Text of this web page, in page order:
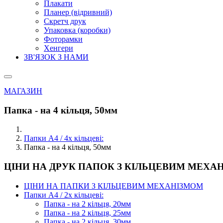
Плакати
Планер (відривний)
Скретч друк
Упаковка (коробки)
Фоторамки
Хенгери
ЗВ'ЯЗОК З НАМИ
МАГАЗИН
Папка - на 4 кільця, 50мм
Папки А4 / 4х кільцеві:
Папка - на 4 кільця, 50мм
ЦІНИ НА ДРУК ПАПОК З КІЛЬЦЕВИМ
ЦІНИ НА ПАПКИ З КІЛЬЦЕВИМ МЕХАНІЗМОМ
Папки А4 / 2х кільцеві:
Папка - на 2 кільця, 20мм
Папка - на 2 кільця, 25мм